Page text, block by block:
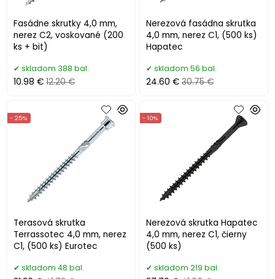
Fasádne skrutky 4,0 mm,
nerez C2, voskované (200
ks + bit)
skladom 388 bal.
10.98 € 12.20 €
Nerezová fasádna skrutka
4,0 mm, nerez C1, (500 ks)
Hapatec
skladom 56 bal.
24.60 € 30.75 €
Terasová skrutka
Terrassotec 4,0 mm, nerez
C1, (500 ks) Eurotec
- 25%
skladom 48 bal.
Nerezová skrutka Hapatec
4,0 mm, nerez C1, čierny
(500 ks)
- 10%
skladom 219 bal.